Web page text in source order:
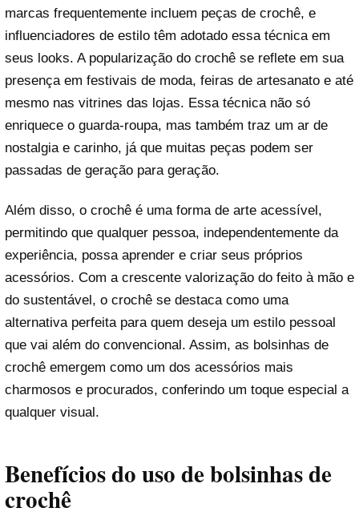
marcas frequentemente incluem peças de crochê, e
influenciadores de estilo têm adotado essa técnica em
seus looks. A popularização do crochê se reflete em sua
presença em festivais de moda, feiras de artesanato e até
mesmo nas vitrines das lojas. Essa técnica não só
enriquece o guarda-roupa, mas também traz um ar de
nostalgia e carinho, já que muitas peças podem ser
passadas de geração para geração.
Além disso, o crochê é uma forma de arte acessível,
permitindo que qualquer pessoa, independentemente da
experiência, possa aprender e criar seus próprios
acessórios. Com a crescente valorização do feito à mão e
do sustentável, o crochê se destaca como uma
alternativa perfeita para quem deseja um estilo pessoal
que vai além do convencional. Assim, as bolsinhas de
crochê emergem como um dos acessórios mais
charmosos e procurados, conferindo um toque especial a
qualquer visual.
Benefícios do uso de bolsinhas de
crochê